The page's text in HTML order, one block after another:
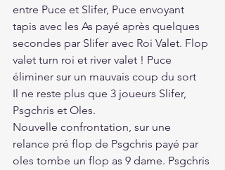
entre Puce et Slifer, Puce envoyant
tapis avec les As payé après quelques
secondes par Slifer avec Roi Valet. Flop
valet turn roi et river valet ! Puce
éliminer sur un mauvais coup du sort
Il ne reste plus que 3 joueurs Slifer,
Psgchris et Oles.
Nouvelle confrontation, sur une
relance pré flop de Psgchris payé par
oles tombe un flop as 9 dame. Psgchris